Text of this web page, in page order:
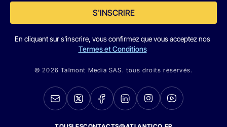
S'INSCRIRE
En cliquant sur s'inscrire, vous confirmez que vous acceptez nos
Termes et Conditions
© 2026 Talmont Media SAS. tous droits réservés.